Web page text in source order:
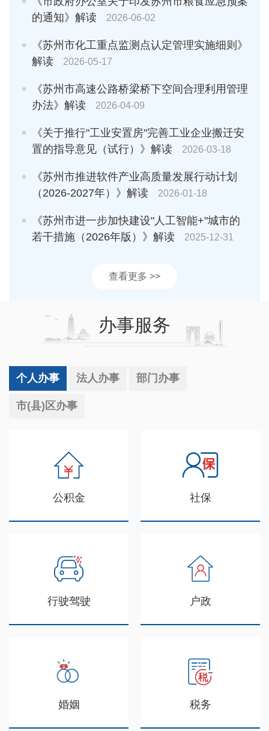
的通知》解读
2026-06-02
《苏州市化工重点监测点认定管理实施细则》
解读
2026-05-17
《苏州市高速公路桥梁桥下空间合理利用管理
办法》解读
2026-04-09
《关于推行"工业安置房"完善工业企业搬迁安
置的指导意见（试行）》解读
2026-03-18
《苏州市推进软件产业高质量发展行动计划
（2026-2027年）》解读
2026-01-18
《苏州市进一步加快建设"人工智能+"城市的
若干措施（2026年版）》解读
2025-12-31
查看更多 >>
办事服务
个人办事 法人办事 部门办事
市(县)区办事
公积金 社保
行驶驾驶 户政
婚姻 税务